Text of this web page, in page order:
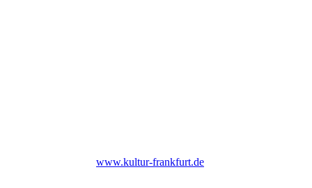
www.kultur-frankfurt.de